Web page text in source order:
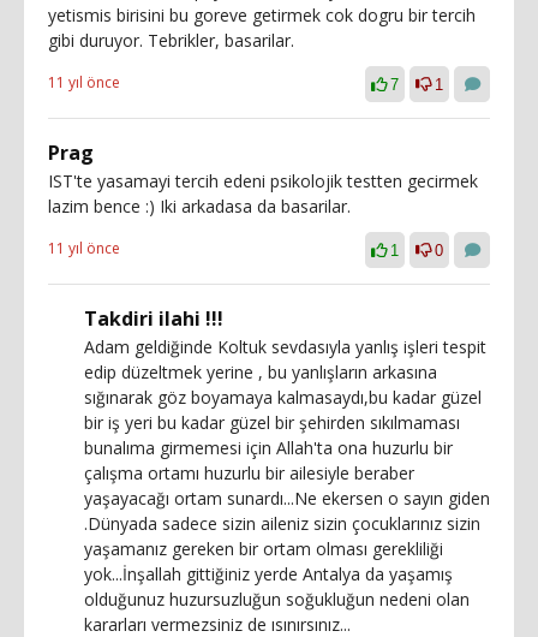
yetismis birisini bu goreve getirmek cok dogru bir tercih
gibi duruyor. Tebrikler, basarilar.
11 yıl önce 7 1
Prag
IST'te yasamayi tercih edeni psikolojik testten gecirmek
lazim bence :) Iki arkadasa da basarilar.
11 yıl önce 1 0
Takdiri ilahi !!!
Adam geldiğinde Koltuk sevdasıyla yanlış işleri tespit
edip düzeltmek yerine , bu yanlışların arkasına
sığınarak göz boyamaya kalmasaydı,bu kadar güzel
bir iş yeri bu kadar güzel bir şehirden sıkılmaması
bunalıma girmemesi için Allah'ta ona huzurlu bir
çalışma ortamı huzurlu bir ailesiyle beraber
yaşayacağı ortam sunardı...Ne ekersen o sayın giden
.Dünyada sadece sizin aileniz sizin çocuklarınız sizin
yaşamanız gereken bir ortam olması gerekliliği
yok...İnşallah gittiğiniz yerde Antalya da yaşamış
olduğunuz huzursuzluğun soğukluğun nedeni olan
kararları vermezsiniz de ısınırsınız...